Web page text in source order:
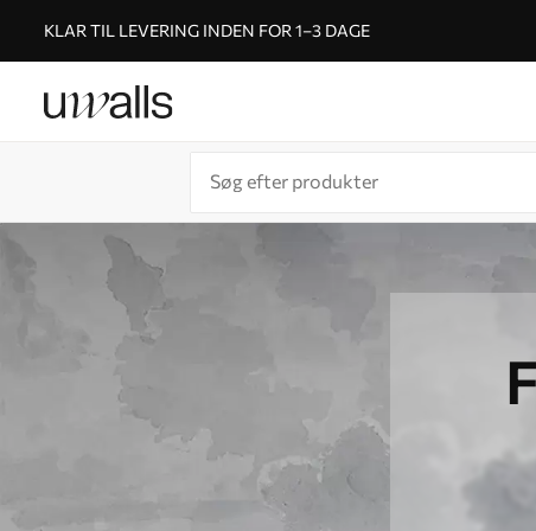
KLAR TIL LEVERING INDEN FOR 1–3 DAGE